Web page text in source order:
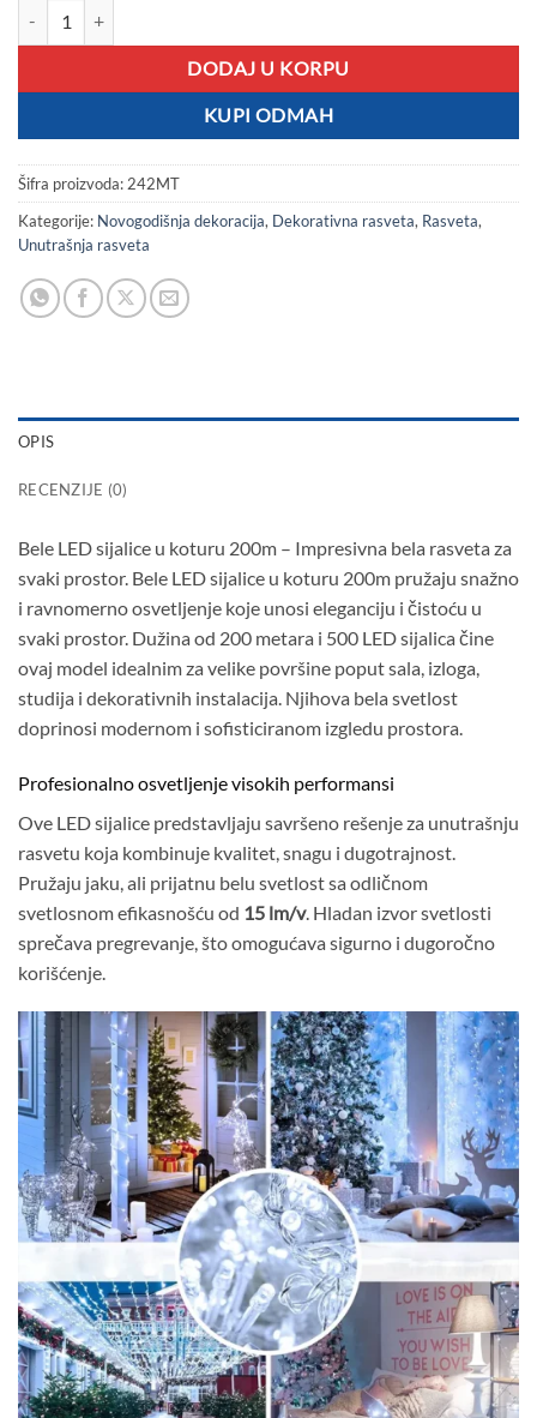
DODAJ U KORPU
KUPI ODMAH
Šifra proizvoda: 242MT
Kategorije: Novogodišnja dekoracija, Dekorativna rasveta, Rasveta,
Unutrašnja rasveta
OPIS
RECENZIJE (0)
Bele LED sijalice u koturu 200m – Impresivna bela rasveta za
svaki prostor. Bele LED sijalice u koturu 200m pružaju snažno
i ravnomerno osvetljenje koje unosi eleganciju i čistoću u
svaki prostor. Dužina od 200 metara i 500 LED sijalica čine
ovaj model idealnim za velike površine poput sala, izloga,
studija i dekorativnih instalacija. Njihova bela svetlost
doprinosi modernom i sofisticiranom izgledu prostora.
Profesionalno osvetljenje visokih performansi
Ove LED sijalice predstavljaju savršeno rešenje za unutrašnju
rasvetu koja kombinuje kvalitet, snagu i dugotrajnost.
Pružaju jaku, ali prijatnu belu svetlost sa odličnom
svetlosnom efikasnošću od 15 lm/v. Hladan izvor svetlosti
sprečava pregrevanje, što omogućava sigurno i dugoročno
korišćenje.